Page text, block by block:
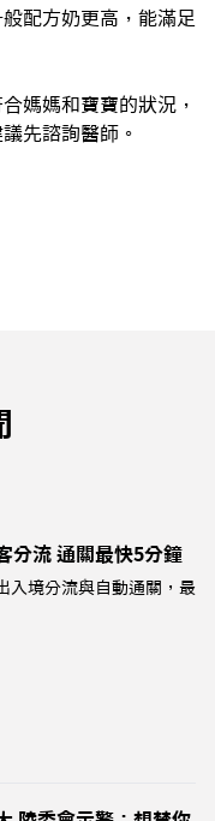
配方奶更高，能滿足
媽媽和寶寶的狀況，
先諮詢醫師。
分流 通關最快5分鐘
入境分流與自動通關，最